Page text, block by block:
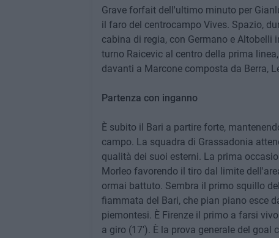
Grave forfait dell'ultimo minuto per
il faro del centrocampo Vives. Spazio,
cabina di regia, con Germano e Altobelli
turno Raicevic al centro della prima
davanti a Marcone composta da Berra,
Partenza con inganno
È subito il Bari a partire forte,
campo. La squadra di Grassadonia
qualità dei suoi esterni. La prima
Morleo favorendo il tiro dal limite
ormai battuto. Sembra il primo squillo
fiammata del Bari, che pian piano esce
piemontesi. È Firenze il primo a farsi
a giro (17'). È la prova generale del goal